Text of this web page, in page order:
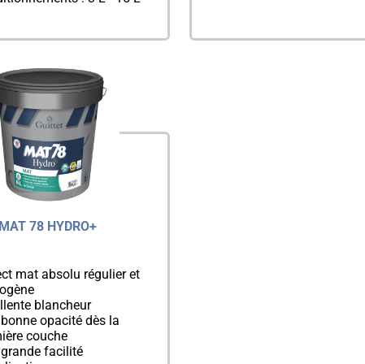
78 HYDRO+
mat absolu régulier et
blancheur
opacité dès la
couche
facilité